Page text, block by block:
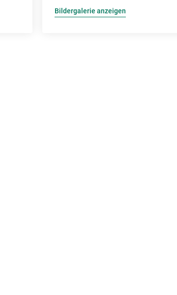
Bildergalerie anzeigen